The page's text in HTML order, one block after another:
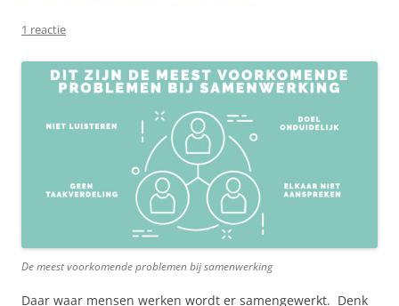
1 reactie
De meest voorkomende problemen bij samenwerking
Daar waar mensen werken wordt er samengewerkt. Denk